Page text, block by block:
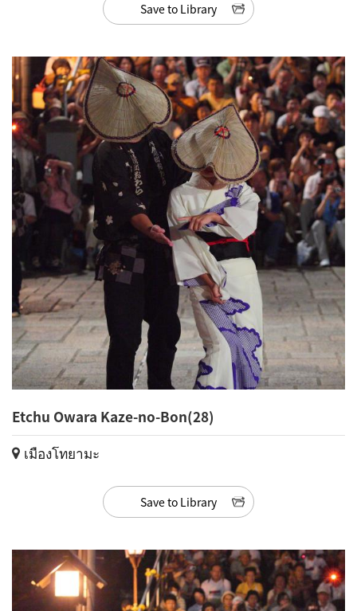
Save to Library
Etchu Owara Kaze-no-Bon(28)
เมืองโทยามะ
Save to Library